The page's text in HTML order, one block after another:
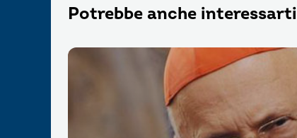
Potrebbe anche interessarti